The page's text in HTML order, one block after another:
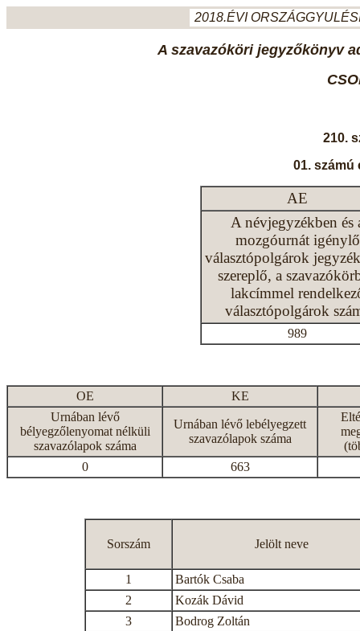
2018.ÉVI
A szavazóköri jegyzőkönyv
210.
01. számú
AE
A névjegyzékben és
mozgóurnát igénylő
választópolgárok
szereplő, a
lakcímmel
választópolgárok
989
OE
KE
Urnában lévő
bélyegzőlenyomat nélküli
szavazólapok száma
Urnában lévő lebélyegzett
szavazólapok száma
0
663
Sorszám Jelölt neve
1
Bartók Csaba
2
Kozák Dávid
3
Bodrog Zoltán